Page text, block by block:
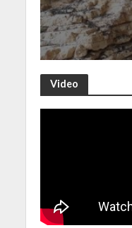
Video